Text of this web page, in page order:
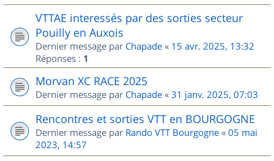
VTTAE interessés par des sorties secteur
Pouilly en Auxois
Dernier message par Chapade « 15 avr. 2025, 13:32
Réponses : 1
Morvan XC RACE 2025
Dernier message par Chapade « 31 janv. 2025, 07:03
Rencontres et sorties VTT en BOURGOGNE
Dernier message par Rando VTT Bourgogne « 05 mai
2023, 14:57